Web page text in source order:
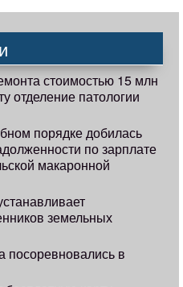
стоимостью 15 млн
отделение патологии
порядке добилась
по зарплате
макаронной
земельных
в